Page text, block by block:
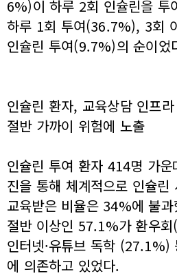
6%)이 하루 2회 인슐린을 투
하루 1회 투여(36.7%), 3회
인슐린 투여(9.7%)의 순이었
인슐린 환자, 교육상담 인프
절반 가까이 위험에 노출
인슐린 투여 환자 414명 가운
진을 통해 체계적으로 인슐린
교육받은 비율은 34%에 불과
절반 이상인 57.1%가 환우
인터넷·유튜브 독학 (27.1%)
에 의존하고 있었다.